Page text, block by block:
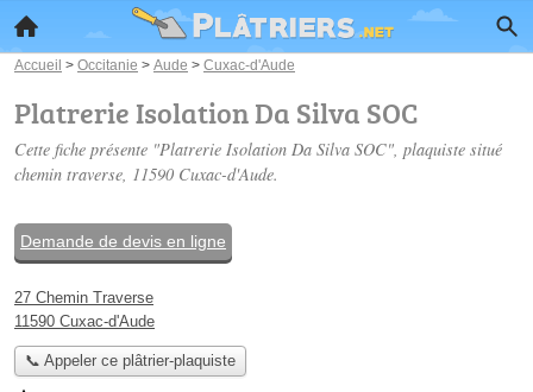
Accueil > Occitanie > Aude > Cuxac-d'Aude
Platrerie Isolation Da Silva SOC
Cette fiche présente "Platrerie Isolation Da Silva SOC", plaquiste situé
chemin traverse, 11590 Cuxac-d'Aude.
Demande de devis en ligne
27 Chemin Traverse
11590 Cuxac-d'Aude
📞 Appeler ce plâtrier-plaquiste